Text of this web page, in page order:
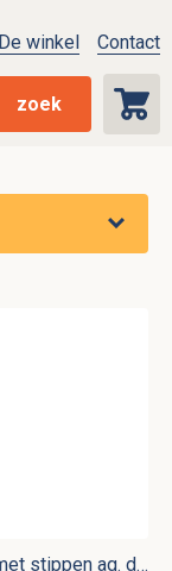
zoek
De winkel Contact
Melkkan met stippen ag. d 23